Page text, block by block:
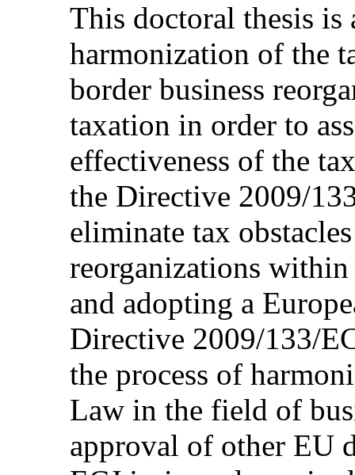
This doctoral thesis is
harmonization of the
border business
taxation in order to
effectiveness of the
the Directive 2009/
eliminate tax
reorganizations
and adopting a
Directive 2009/133/
the process of
Law in the field of
approval of other EU